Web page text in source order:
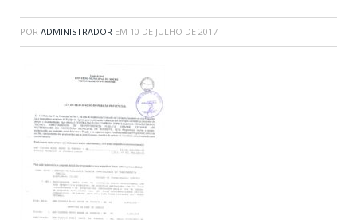
POR ADMINISTRADOR EM 10 DE JULHO DE 2017